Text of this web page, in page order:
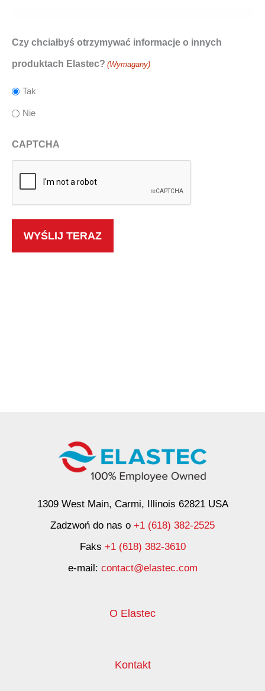
Czy chciałbyś otrzymywać informacje o innych
produktach Elastec? (Wymagany)
Tak
Nie
CAPTCHA
1309 West Main, Carmi, Illinois 62821 USA
Zadzwoń do nas o +1 (618) 382-2525
Faks +1 (618) 382-3610
e-mail: contact@elastec.com
O Elastec
Kontakt